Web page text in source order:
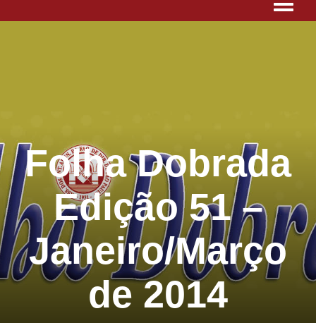
Associe-se
Notícias
Contato
Folha Dobrada
Edição 51 –
Janeiro/Março
de 2014